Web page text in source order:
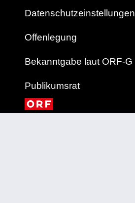
Datenschutzeinstellungen
Offenlegung
Bekanntgabe laut ORF-G
Publikumsrat